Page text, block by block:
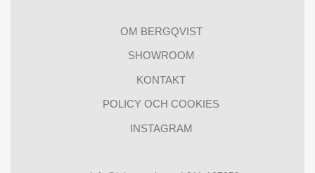
OM BERGQVIST
SHOWROOM
KONTAKT
POLICY OCH COOKIES
INSTAGRAM